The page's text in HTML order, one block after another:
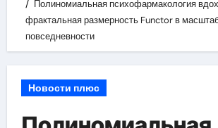
Полиномиальная психофармакология
фрактальная размерность Functor в
повседневности
Новости плюс